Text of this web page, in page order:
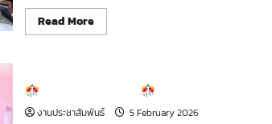
Read MoreRead
more
วิชาการ
งานประชาสัมพันธ์ 5 February 2026